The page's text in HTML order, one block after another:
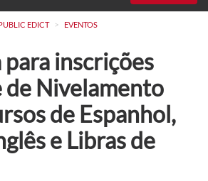
EDICT > EVENTOS
inscrições
de Nivelamento
de Espanhol,
e Libras de